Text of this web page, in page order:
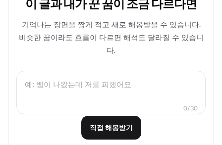
이 글과 내가 꾼 꿈이 조금 다르다면
기억나는 장면을 짧게 적고 새로 해몽받을 수 있습니다.
비슷한 꿈이라도 흐름이 다르면 해석도 달라질 수 있습니
다.
0/30
직접 해몽받기